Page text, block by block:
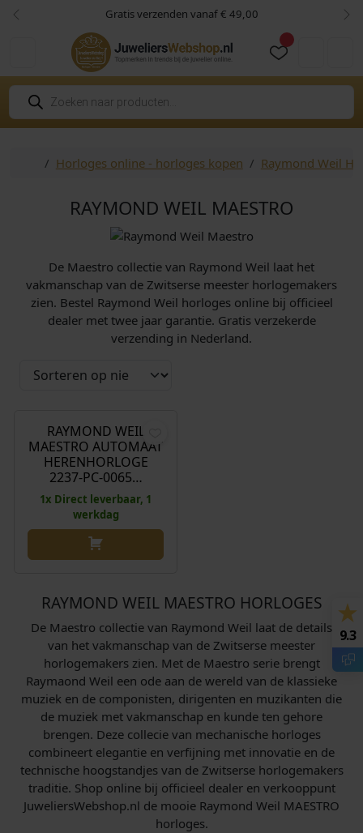
Skip to content
Skip to footer Gratis verzenden vanaf € 49,00
Vorige
P
o
d
HomeHorloges online - horloges kopen Raymond Weil
RAYMOND WEIL MAESTRO
De Maestro collectie van Raymond Weil laat het
vakmanschap van de Zwitserse meester horlogemakers
zien. Bestel Raymond Weil horloges online bij officieel
dealer met twee jaar garantie. Gratis verzekerde
verzending in Nederland.
Aanbieding!
r
s
p
r
o
n
e
i
j
k
e
p
r
i
j
s
w
a
s
i
s
:
€
1
.
2
9
8
,
RAYMOND WEIL
MAESTRO AUTOMAAT
HERENHORLOGE
2237-PC-0065…
1x Direct leverbaar, 1
werkdag
RAYMOND WEIL MAESTRO HORLOGES
De Maestro collectie van Raymond Weil laat de details
van het vakmanschap van de Zwitserse meester
horlogemakers zien. Met de Maestro serie brengt
Raymaond Weil een ode aan de wereld van de klassieke
muziek en de componisten, dirigenten en muzikanten die
de muziek met vakmanschap en kunde ten gehore
brengen. Deze collecie van mechanische horloges
combineert elegantie en verfijning met innovatie en de
technische hoogstandjes van de Zwitserse horlogemakers
traditie. Shop online bij officieel dealer en verkooppunt
JuweliersWebshop.nl de mooie Raymond Weil MAESTRO
horloges.
9.3